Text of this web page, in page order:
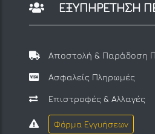
ΕΞΥΠΗΡΕΤΗΣΗ
Αποστολή & Παράδοση
Ασφαλείς Πληρωμές
Επιστροφές & Αλλαγές
Φόρμα Εγγυήσεων